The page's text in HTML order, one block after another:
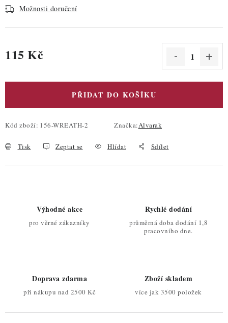
Možnosti doručení
115 Kč
PŘIDAT DO KOŠÍKU
Kód zboží: 156-WREATH-2 Značka:Alvarak
Tisk Zeptat se Hlídat Sdílet
Výhodné akce
pro věrné zákazníky
Rychlé dodání
průměrná doba dodání 1,8
pracovního dne.
Doprava zdarma
při nákupu nad 2500 Kč
Zboží skladem
více jak 3500 položek